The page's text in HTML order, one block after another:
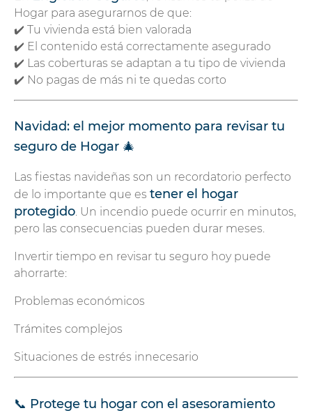
Hogar para asegurarnos de que:
✔️ Tu vivienda está bien valorada
✔️ El contenido está correctamente asegurado
✔️ Las coberturas se adaptan a tu tipo de vivienda
✔️ No pagas de más ni te quedas corto
Navidad: el mejor momento para revisar tu
seguro de Hogar 🎄
Las fiestas navideñas son un recordatorio perfecto
de lo importante que es tener el hogar
protegido. Un incendio puede ocurrir en minutos,
pero las consecuencias pueden durar meses.
Invertir tiempo en revisar tu seguro hoy puede
ahorrarte:
Problemas económicos
Trámites complejos
Situaciones de estrés innecesario
📞 Protege tu hogar con el asesoramiento